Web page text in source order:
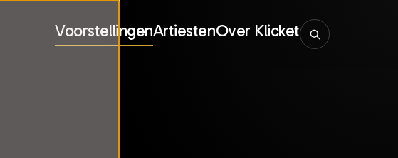
VoorstellingenArtiestenOver Klicket